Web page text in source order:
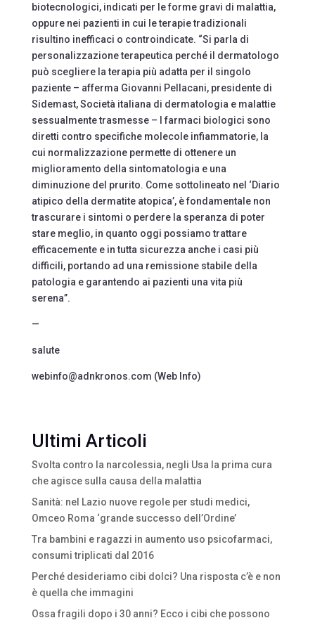
biotecnologici, indicati per le forme gravi di malattia,
oppure nei pazienti in cui le terapie tradizionali
risultino inefficaci o controindicate. “Si parla di
personalizzazione terapeutica perché il dermatologo
può scegliere la terapia più adatta per il singolo
paziente – afferma Giovanni Pellacani, presidente di
Sidemast, Società italiana di dermatologia e malattie
sessualmente trasmesse – I farmaci biologici sono
diretti contro specifiche molecole infiammatorie, la
cui normalizzazione permette di ottenere un
miglioramento della sintomatologia e una
diminuzione del prurito. Come sottolineato nel ‘Diario
atipico della dermatite atopica’, è fondamentale non
trascurare i sintomi o perdere la speranza di poter
stare meglio, in quanto oggi possiamo trattare
efficacemente e in tutta sicurezza anche i casi più
difficili, portando ad una remissione stabile della
patologia e garantendo ai pazienti una vita più
serena”.
—
salute
webinfo@adnkronos.com (Web Info)
Ultimi Articoli
Svolta contro la narcolessia, negli Usa la prima cura
che agisce sulla causa della malattia
Sanità: nel Lazio nuove regole per studi medici,
Omceo Roma ‘grande successo dell’Ordine’
Tra bambini e ragazzi in aumento uso psicofarmaci,
consumi triplicati dal 2016
Perché desideriamo cibi dolci? Una risposta c’è e non
è quella che immagini
Ossa fragili dopo i 30 anni? Ecco i cibi che possono